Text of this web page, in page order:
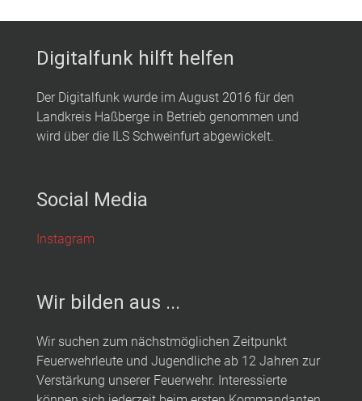
Digitalfunk hilft helfen
Der Digitalfunk wurde im August 2016 für den
Landkreis Haßberge in Betrieb genommen und
wird über die ILS Schweinfurt abgewickelt.
Social Media
Instagram
Wir bilden aus ...
Wir suchen zum nächstmöglichen Zeitpunkt
Feuerwehrleute und Jugendliche ab 12 Jahren zur
Verstärkung unserer Feuerwehr. Interessierte